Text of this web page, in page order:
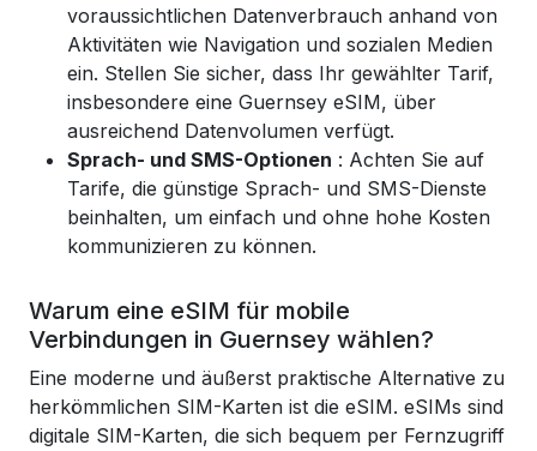
voraussichtlichen Datenverbrauch anhand von
Aktivitäten wie Navigation und sozialen Medien
ein. Stellen Sie sicher, dass Ihr gewählter Tarif,
insbesondere eine Guernsey eSIM, über
ausreichend Datenvolumen verfügt.
Sprach- und SMS-Optionen : Achten Sie auf
Tarife, die günstige Sprach- und SMS-Dienste
beinhalten, um einfach und ohne hohe Kosten
kommunizieren zu können.
Warum eine eSIM für mobile
Verbindungen in Guernsey wählen?
Eine moderne und äußerst praktische Alternative zu
herkömmlichen SIM-Karten ist die eSIM. eSIMs sind
digitale SIM-Karten, die sich bequem per Fernzugriff